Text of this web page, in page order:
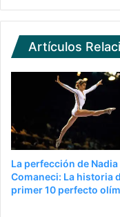
Artículos
La perfección de Nadia
Comaneci: La historia
primer 10 perfecto